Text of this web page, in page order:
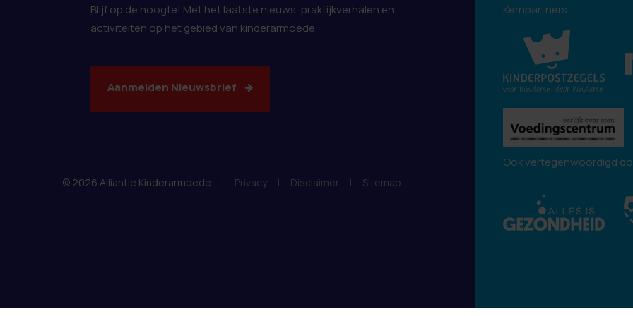
Blijf op de hoogte! Met het laatste nieuws, praktijkverhalen en
activiteiten op het gebied van kinderarmoede.
Aanmelden Nieuwsbrief
© 2026 Alliantie Kinderarmoede | Privacy | Disclaimer | Sitemap
Kernpartners:
Ook vertegenwoordigd